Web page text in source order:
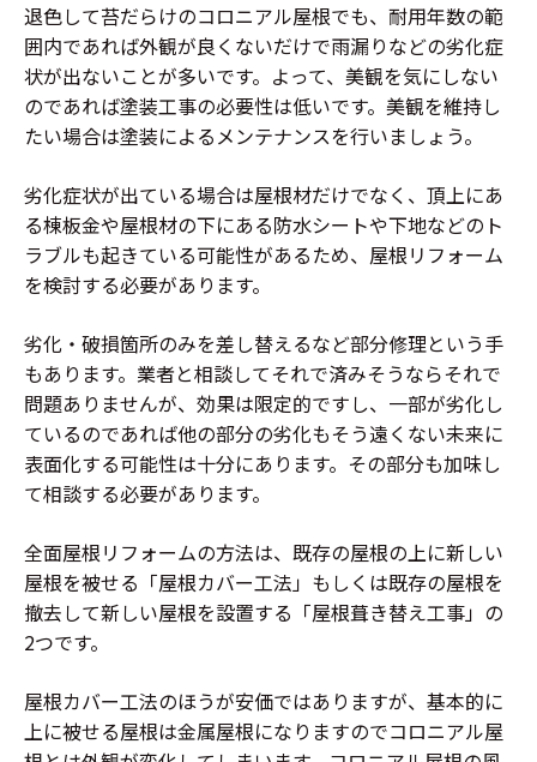
退色して苔だらけのコロニアル屋根でも、耐用年数の範
囲内であれば外観が良くないだけで雨漏りなどの劣化症
状が出ないことが多いです。よって、美観を気にしない
のであれば塗装工事の必要性は低いです。美観を維持し
たい場合は塗装によるメンテナンスを行いましょう。
劣化症状が出ている場合は屋根材だけでなく、頂上にあ
る棟板金や屋根材の下にある防水シートや下地などのト
ラブルも起きている可能性があるため、屋根リフォーム
を検討する必要があります。
劣化・破損箇所のみを差し替えるなど部分修理という手
もあります。業者と相談してそれで済みそうならそれで
問題ありませんが、効果は限定的ですし、一部が劣化し
ているのであれば他の部分の劣化もそう遠くない未来に
表面化する可能性は十分にあります。その部分も加味し
て相談する必要があります。
全面屋根リフォームの方法は、既存の屋根の上に新しい
屋根を被せる「屋根カバー工法」もしくは既存の屋根を
撤去して新しい屋根を設置する「屋根葺き替え工事」の
2つです。
屋根カバー工法のほうが安価ではありますが、基本的に
上に被せる屋根は金属屋根になりますのでコロニアル屋